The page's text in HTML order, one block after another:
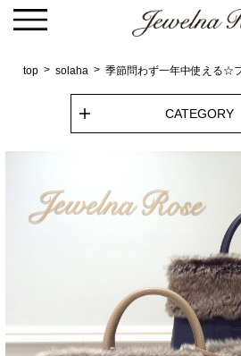
top solaha 季節問わず一年中使える☆
CATEGORY